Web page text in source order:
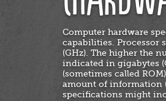
Computer hardware
capabilities. Processor
(GHz). The higher the
indicated in gigabytes
(sometimes called
amount of information
specifications might